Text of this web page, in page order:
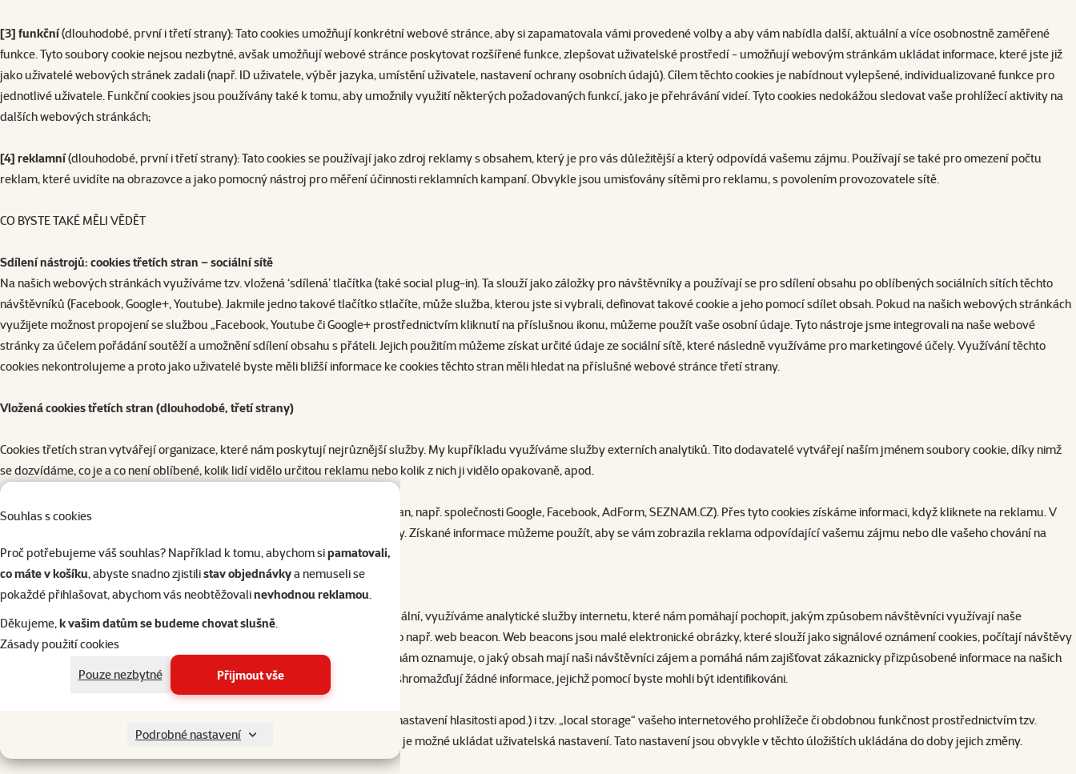
Souhlas s cookies
Proč potřebujeme váš souhlas? Například k tomu, abychom sipamatovali,
co máte v košíku, abyste snadno zjistilistav objednávkya nemuseli se
pokaždé přihlašovat, abychom vás neobtěžovalinevhodnou reklamou.
Děkujeme,k vašim datům se budeme chovat slušně.
Zásady použití cookies
Pouze nezbytné
Přijmout vše
Podrobné nastavení
[3] funkční(dlouhodobé, první i třetí strany): Tato cookies umožňují konkrétní webové stránce, aby si zapamatovala vámi provedené volby a aby vám nabídla další, aktuální a více osobnostně zaměřené
funkce. Tyto soubory cookie nejsou nezbytné, avšak umožňují webové stránce poskytovat rozšířené funkce, zlepšovat uživatelské prostředí - umožňují webovým stránkám ukládat informace, které jste již
jako uživatelé webových stránek zadali (např. ID uživatele, výběr jazyka, umístění uživatele, nastavení ochrany osobních údajů). Cílem těchto cookies je nabídnout vylepšené, individualizované funkce pro
jednotlivé uživatele. Funkční cookies jsou používány také k tomu, aby umožnily využití některých požadovaných funkcí, jako je přehrávání videí. Tyto cookies nedokážou sledovat vaše prohlížecí aktivity na
dalších webových stránkách;
[4] reklamní(dlouhodobé, první i třetí strany): Tato cookies se používají jako zdroj reklamy s obsahem, který je pro vás důležitější a který odpovídá vašemu zájmu. Používají se také pro omezení počtu
reklam, které uvidíte na obrazovce a jako pomocný nástroj pro měření účinnosti reklamních kampaní. Obvykle jsou umisťovány sítěmi pro reklamu, s povolením provozovatele sítě.
CO BYSTE TAKÉ MĚLI VĚDĚT
Sdílení nástrojů: cookies třetích stran – sociální sítě
Na našich webových stránkách využíváme tzv. vložená ‘sdílená’ tlačítka (také social plug-in). Ta slouží jako záložky pro návštěvníky a používají se pro sdílení obsahu po oblíbených sociálních sítích těchto
návštěvníků (Facebook, Google+, Youtube). Jakmile jedno takové tlačítko stlačíte, může služba, kterou jste si vybrali, definovat takové cookie a jeho pomocí sdílet obsah. Pokud na našich webových stránkách
využijete možnost propojení se službou „Facebook, Youtube či Google+ prostřednictvím kliknutí na příslušnou ikonu, můžeme použít vaše osobní údaje. Tyto nástroje jsme integrovali na naše webové
stránky za účelem pořádání soutěží a umožnění sdílení obsahu s přáteli. Jejich použitím můžeme získat určité údaje ze sociální sítě, které následně využíváme pro marketingové účely. Využívání těchto
cookies nekontrolujeme a proto jako uživatelé byste měli bližší informace ke cookies těchto stran měli hledat na příslušné webové stránce třetí strany.
Vložená cookies třetích stran (dlouhodobé, třetí strany)
Cookies třetích stran vytvářejí organizace, které nám poskytují nejrůznější služby. My kupříkladu využíváme služby externích analytiků. Tito dodavatelé vytvářejí naším jménem soubory cookie, díky nimž
se dozvídáme, co je a co není oblíbené, kolik lidí vidělo určitou reklamu nebo kolik z nich ji vidělo opakovaně, apod.
Zároveň my využíváme na některých stránkách reklamní systémy vícero stran, např. společnosti Google, Facebook, AdForm, SEZNAM.CZ). Přes tyto cookies získáme informaci, když kliknete na reklamu. V
takovém případě umisťujeme na tyto jiné webové stránky cookies třetí strany. Získané informace můžeme použít, aby se vám zobrazila reklama odpovídající vašemu zájmu nebo dle vašeho chování na
internetu.
Web Beacons a local storage
Aby byl obsah našich webových stránek relevantní, snadno použitelný a aktuální, využíváme analytické služby internetu, které nám pomáhají pochopit, jakým způsobem návštěvníci využívají naše
internetové stránky. Tyto služby využívají některé technologie sběru dat, jako např. web beacon. Web beacons jsou malé elektronické obrázky, které slouží jako signálové oznámení cookies, počítají návštěvy
a sledují využívání a účinnost webové stránky. Na druhé straně, tato funkce nám oznamuje, o jaký obsah mají naši návštěvníci zájem a pomáhá nám zajišťovat zákaznicky přizpůsobené informace na našich
webových stránkách. Tyto "web beacons" jsou anonymní a neobsahují ani neshromažďují žádné informace, jejichž pomocí byste mohli být identifikováni.
V některých případech využíváme k čistě technickým účelům (např. uložení nastavení hlasitosti apod.) i tzv. „local storage“ vašeho internetového prohlížeče či obdobnou funkčnost prostřednictvím tzv.
„Indexed DB“ v prohlížeči. Jedná se o zvláštní úložiště v prohlížeči, do kterých je možné ukládat uživatelská nastavení. Tato nastavení jsou obvykle v těchto úložištích ukládána do doby jejich změny.